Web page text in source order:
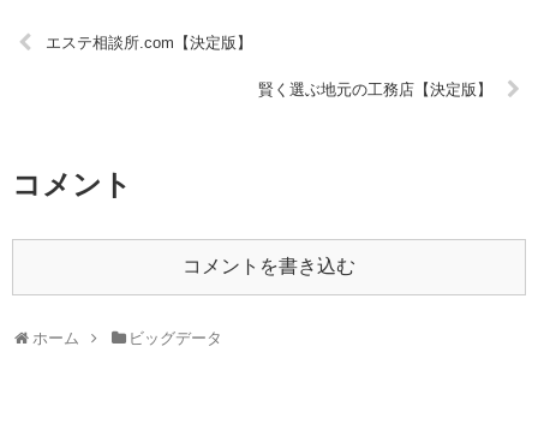
エステ相談所.com【決定版】
賢く選ぶ地元の工務店【決定版】
コメント
コメントを書き込む
ホーム ビッグデータ